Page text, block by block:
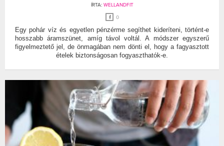
ÍRTA: WELLANDFIT
0
Egy pohár víz és egyetlen pénzérme segíthet kideríteni, történt-e
hosszabb áramszünet, amíg távol voltál. A módszer egyszerű
figyelmeztető jel, de önmagában nem dönti el, hogy a fagyasztott
ételek biztonságosan fogyaszthatók-e.